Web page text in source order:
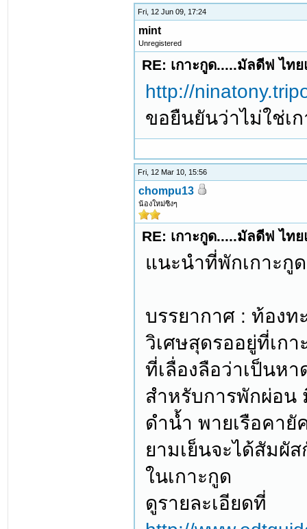
Fri, 12 Jun 09, 17:24
mint
Unregistered
RE: เกาะกูด.....มัลดีฟ ไท
http://
ขอยืนยันว่าไม่ใช่เ
Fri, 12 Mar 10, 15:56
chompu13
น้องใหม่ซิงๆ
RE: เกาะกูด.....มัลดีฟ ไท
แนะนำที่พักเกาะกูด
บรรยากาศ : ท้องท
วิเศษสุดรออยู่ที่เก
ที่เลื่องลือว่าเป็นห
สำหรับการพักผ่อน
ดำน้ำ พายเรือคา
ยามเย็นจะได้สัมผั
ในเกาะกูด
ดูรายละเอียดที่